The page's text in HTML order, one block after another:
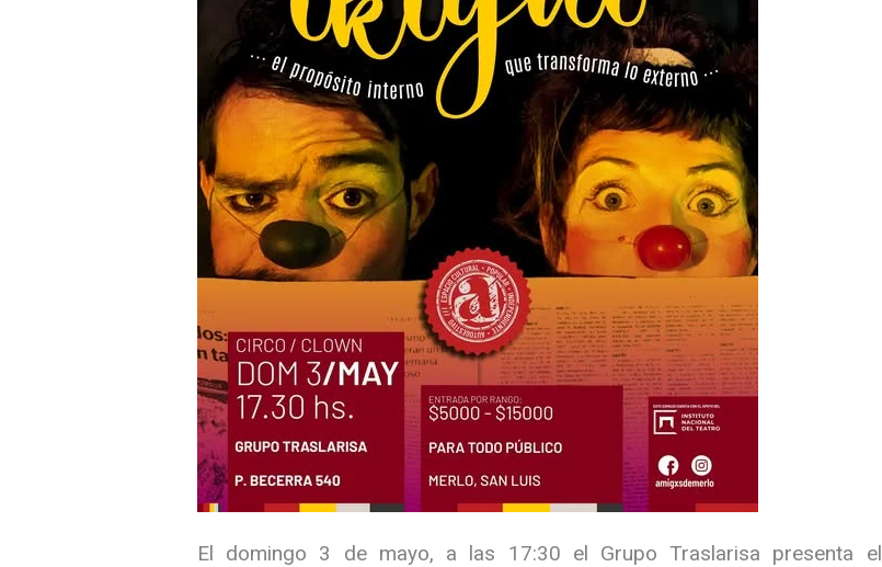
El domingo 3 de mayo, a las 17:30 el Grupo Traslarisa presenta el